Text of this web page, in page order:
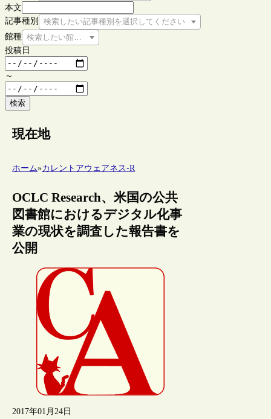
本文
記事種別
検索したい記事種別を選択してください
館種 検索したい館種を選択してください
投稿日
～
検索
現在地
ホーム»カレントアウェアネス-R
OCLC Research、米国の公共
図書館におけるデジタル化事
業の現状を調査した報告書を
公開
2017年01月24日